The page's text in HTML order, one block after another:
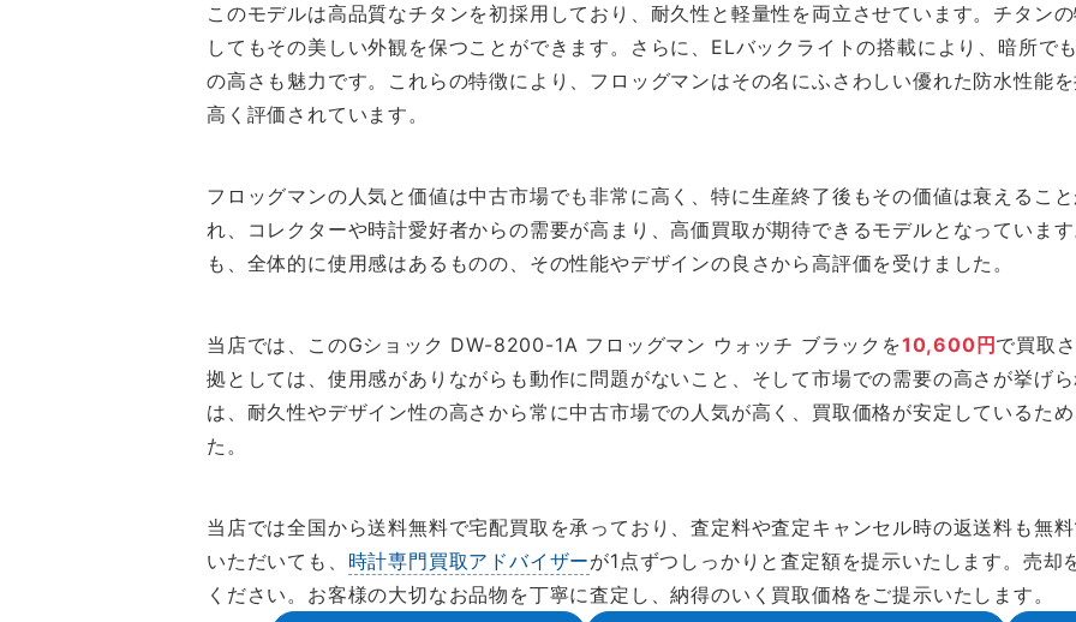
このモデルは高品質なチタンを初採用しており、耐久性と軽量性を両立させています。チタン
してもその美しい外観を保つことができます。さらに、ELバックライトの搭載により、暗所で
の高さも魅力です。これらの特徴により、フロッグマンはその名にふさわしい優れた防水性能
高く評価されています。
フロッグマンの人気と価値は中古市場でも非常に高く、特に生産終了後もその価値は衰えるこ
れ、コレクターや時計愛好者からの需要が高まり、高価買取が期待できるモデルとなっていま
も、全体的に使用感はあるものの、その性能やデザインの良さから高評価を受けました。
当店では、このGショック DW-8200-1A フロッグマン ウォッチ ブラックを10,600円 で買取
拠としては、使用感がありながらも動作に問題がないこと、そして市場での需要の高さが挙げ
は、耐久性やデザイン性の高さから常に中古市場での人気が高く、買取価格が安定しているた
た。
当店では全国から送料無料で宅配買取を承っており、査定料や査定キャンセル時の返送料も無
いただいても、 時計専門買取アドバイザーが1点ずつしっかりと査定額を提示いたします。売
ください。お客様の大切なお品物を丁寧に査定し、納得のいく買取価格をご提示いたします。